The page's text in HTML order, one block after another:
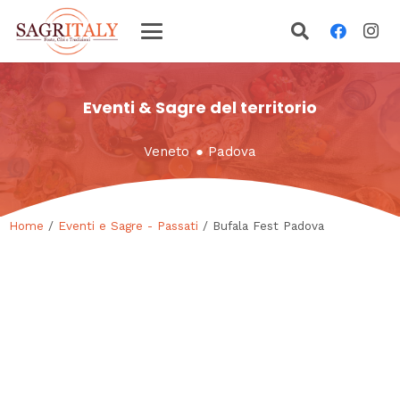
Eventi & Sagre del territorio
Veneto ● Padova
Home / Eventi e Sagre - Passati / Bufala Fest Padova